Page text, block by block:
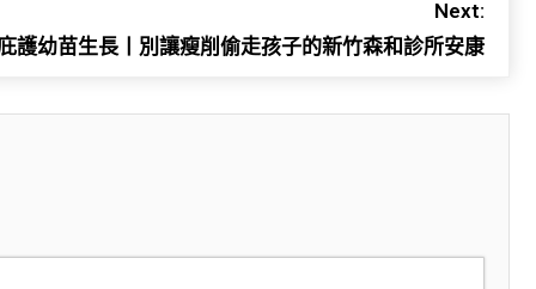
Next:
護幼苗生長丨別讓瘦削偷走孩子的新竹森和診所安康